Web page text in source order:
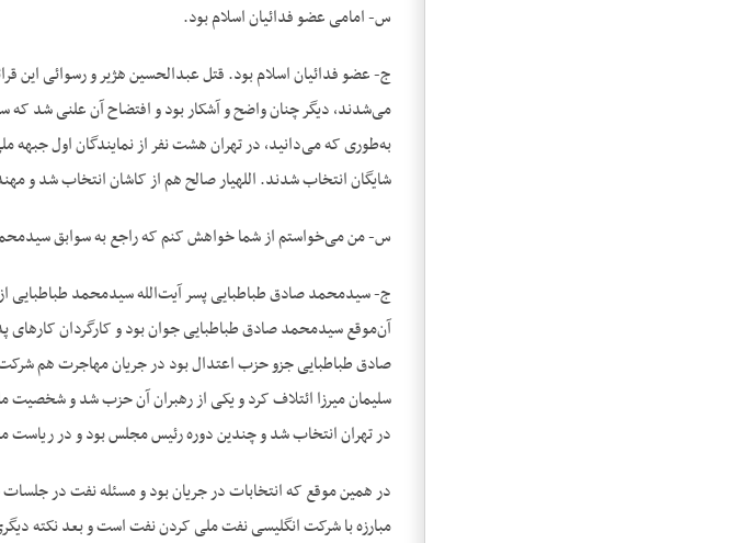
س- امامی عضو فدائیان اسلام بود.
ج- عضو فدائیان اسلام بود. قتل عبدالحسین هژیر و رسوائی این
می‌‌شدند، دیگر چنان واضح و آشکار بود و افتضاح آن علنی شد
به‌‌طوری که می‌‌دانید، در تهران هشت نفر از نمایندگان اول جبهه
شایگان انتخاب شدند. اللهیار صالح هم از کاشان انتخاب شد و
س- من می‌‌خواستم از شما خواهش کنم که راجع به سوابق
ج- سیدمحمد صادق طباطبایی پسر آیت‌الله سیدمحمد طباطبایی
آن‌‌موقع سیدمحمد صادق طباطبایی جوان بود و کارگردان
صادق طباطبایی جزو حزب اعتدال بود در جریان مهاجرت هم
سلیمان میرزا ائتلاف کرد و یکی از رهبران آن حزب شد و
در تهران انتخاب شد و چندین دوره رئیس مجلس بود و در
در همین موقع که انتخابات در جریان بود و مسئله نفت در
مبارزه با شرکت انگلیسی نفت ملی کردن نفت است و بعد نکته